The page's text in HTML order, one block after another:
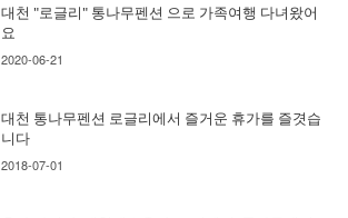
대천 "로글리" 통나무펜션 으로 가족여행 다녀왔어
요
2020-06-21
대천 통나무펜션 로글리에서 즐거운 휴가를 즐겻습
니다
2018-07-01